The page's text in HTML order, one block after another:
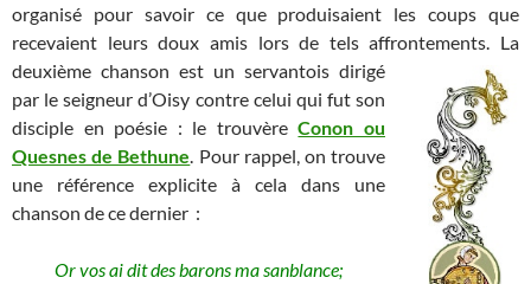
organisé pour savoir ce que produisaient les coups que
recevaient leurs doux amis lors de tels affrontements. La
deuxième chanson est un servantois dirigé
par le seigneur d’Oisy contre celui qui fut son
disciple en poésie : le trouvèreConon ou
Quesnes de Bethune . Pour rappel, on trouve
une référence explicite à cela dans une
chanson de ce dernier :
Or vos ai dit des barons ma sanblance;